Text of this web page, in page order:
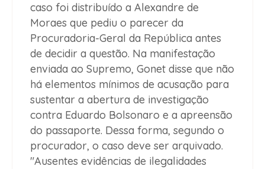
caso foi distribuído a Alexandre de
Moraes que pediu o parecer da
Procuradoria-Geral da República antes
de decidir a questão. Na manifestação
enviada ao Supremo, Gonet disse que não
há elementos mínimos de acusação para
sustentar a abertura de investigação
contra Eduardo Bolsonaro e a apreensão
do passaporte. Dessa forma, segundo o
procurador, o caso deve ser arquivado.
"Ausentes evidências de ilegalidades